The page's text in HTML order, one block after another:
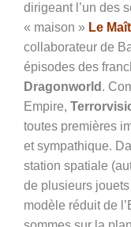
dirigeant l’un des
« maison » Le
collaborateur de
épisodes des
Dragonworld .
Empire,
toutes premières
et sympathique.
station spatiale
de plusieurs
modèle réduit de